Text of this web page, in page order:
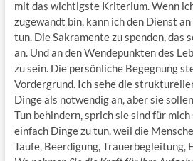
mit das wichtigste Kriterium. Wenn
zugewandt bin, kann ich den Dienst
tun. Die Sakramente zu spenden, das
an. Und an den Wendepunkten des
zu sein. Die persönliche Begegnung
Vordergrund. Ich sehe die
Dinge als notwendig an, aber sie
Tun behindern, sprich sie sind für mich
einfach Dinge zu tun, weil die
Taufe, Beerdigung, Trauerbegleitung,